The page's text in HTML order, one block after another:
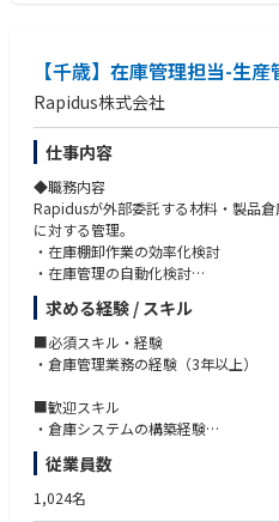
・健康診断の計画・管理および出張
健康診断およびメンタルケア：
健康診断の計画からフォローアップ
を守る体制を強化。メンタルヘルス
も含む。
効率的な出張手配：
出張に関する手続きを一貫してサポ
精
算の効率化を実現。経費削減を図り
規定の適時な見直しと改訂：
労働法や企業方針に応じた社内規定
び現場での運用性を強化。法改正時
対応を行
う。
社内教育と周知徹底：
変更が生じた際には全社員へのわか
業員が制度を正しく理解できる体制を
【千歳】在庫管理担当-生産
Rapidus株式会社
仕事内容
◆職務内容
Rapidusが外部委託する材料・製品
に対する管理。
・在庫棚卸作業の効率化検討
・在庫管理の自動化検討
・倉庫業務を委託する業者の管理
・材料貨物の入出庫、製品の入出庫の
Rapidusは2025年4月にパイロットラ
弊社の取引業界は自動車業界やIT・
ホやPC、産業用ロボットなど私たち
現代社会の進化は半導体なくしては
求める経験 / スキル
■必須スキル・経験
・倉庫管理業務の経験（3年以上）
■歓迎スキル
・倉庫システムの構築経験
・外部委託業者の管理
従業員数
1,024名